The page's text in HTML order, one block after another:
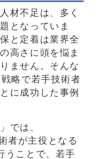
材不足は、多く
となっていま
と定着は業界全
高さに頭を悩ま
ません。そんな
略で若手技術者
に成功した事例
では、
者が主役となる
うことで、若手